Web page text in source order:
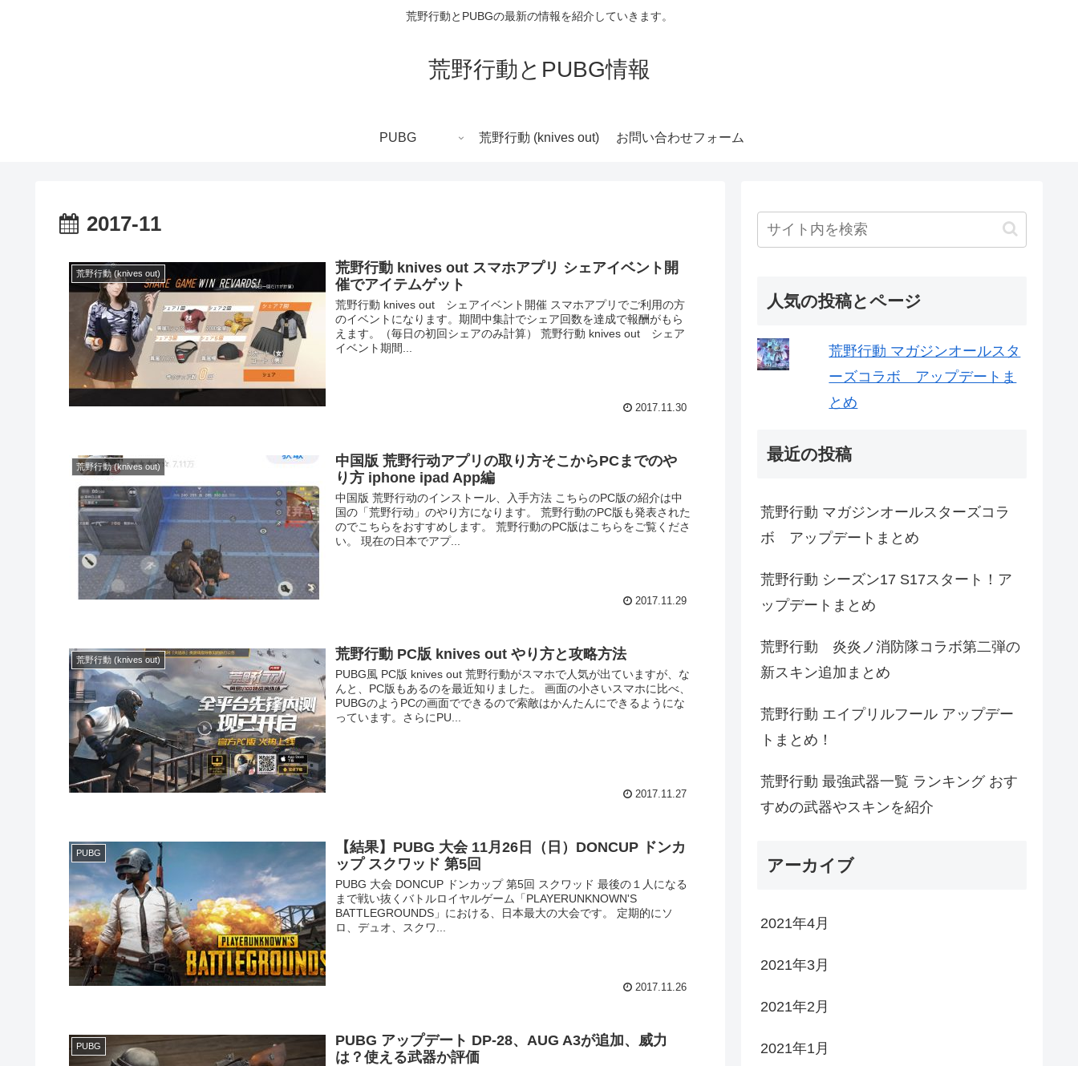
荒野行動とPUBGの最新の情報を紹介していきます。
荒野行動とPUBG情報
PUBG 荒野行動 (knives out) お問い合わせフォーム
2017-11
荒野行動 (knives out)
荒野行動 knives out スマホアプリ シェアイベント開
催でアイテムゲット
荒野行動 knives out シェアイベント開催 スマホアプリでご利用の方
のイベントになります。期間中集計でシェア回数を達成で報酬がもら
えます。（毎日の初回シェアのみ計算） 荒野行動 knives out シェア
イベント期間...
2017.11.30
荒野行動 (knives out)
中国版 荒野行动アプリの取り方そこからPCまでのや
り方 iphone ipad App編
中国版 荒野行动のインストール、入手方法 こちらのPC版の紹介は中
国の「荒野行动」のやり方になります。 荒野行動のPC版も発表された
のでこちらをおすすめします。 荒野行動のPC版はこちらをご覧くださ
い。 現在の日本でアプ...
2017.11.29
荒野行動 (knives out) 荒野行動 PC版 knives out やり方と攻略方法
PUBG風 PC版 knives out 荒野行動がスマホで人気が出ていますが、な
んと、PC版もあるのを最近知りました。 画面の小さいスマホに比べ、
PUBGのようPCの画面でできるので索敵はかんたんにできるようにな
っています。さらにPU...
2017.11.27
PUBG
【結果】PUBG 大会 11月26日（日）DONCUP ドンカ
ップ スクワッド 第5回
PUBG 大会 DONCUP ドンカップ 第5回 スクワッド 最後の１人になる
まで戦い抜くバトルロイヤルゲーム「PLAYERUNKNOWN'S
BATTLEGROUNDS」における、日本最大の大会です。 定期的にソ
ロ、デュオ、スクワ...
2017.11.26
PUBG
PUBG アップデート DP-28、AUG A3が追加、威力
は？使える武器か評価
人気の投稿とページ
荒野行動 マガジンオールスタ
ーズコラボ アップデートま
とめ
最近の投稿
荒野行動 マガジンオールスターズコラ
ボ アップデートまとめ
荒野行動 シーズン17 S17スタート！ア
ップデートまとめ
荒野行動 炎炎ノ消防隊コラボ第二弾の
新スキン追加まとめ
荒野行動 エイプリルフール アップデー
トまとめ！
荒野行動 最強武器一覧 ランキング おす
すめの武器やスキンを紹介
アーカイブ
2021年4月
2021年3月
2021年2月
2021年1月